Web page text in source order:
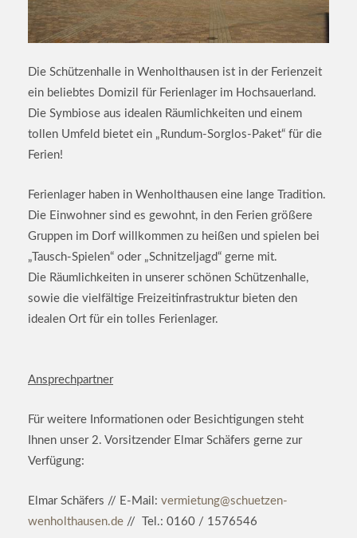
Die Schützenhalle in Wenholthausen ist in der Ferienzeit
ein beliebtes Domizil für Ferienlager im Hochsauerland.
Die Symbiose aus idealen Räumlichkeiten und einem
tollen Umfeld bietet ein „Rundum-Sorglos-Paket“ für die
Ferien!
Ferienlager haben in Wenholthausen eine lange Tradition.
Die Einwohner sind es gewohnt, in den Ferien größere
Gruppen im Dorf willkommen zu heißen und spielen bei
„Tausch-Spielen“ oder „Schnitzeljagd“ gerne mit.
Die Räumlichkeiten in unserer schönen Schützenhalle,
sowie die vielfältige Freizeitinfrastruktur bieten den
idealen Ort für ein tolles Ferienlager.
Ansprechpartner
Für weitere Informationen oder Besichtigungen steht
Ihnen unser 2. Vorsitzender Elmar Schäfers gerne zur
Verfügung:
Elmar Schäfers // E-Mail: vermietung@schuetzen-
wenholthausen.de // Tel.: 0160 / 1576546